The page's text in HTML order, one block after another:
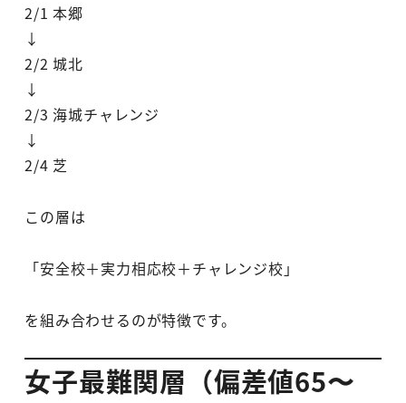
2/1 本郷
↓
2/2 城北
↓
2/3 海城チャレンジ
↓
2/4 芝
この層は
「安全校＋実力相応校＋チャレンジ校」
を組み合わせるのが特徴です。
女子最難関層（偏差値65〜